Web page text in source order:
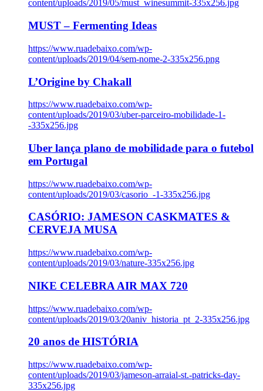
content/uploads/2019/05/must_winesummit-335x256.jpg
MUST – Fermenting Ideas
https://www.ruadebaixo.com/wp-
content/uploads/2019/04/sem-nome-2-335x256.png
L’Origine by Chakall
https://www.ruadebaixo.com/wp-
content/uploads/2019/03/uber-parceiro-mobilidade-1-
-335x256.jpg
Uber lança plano de mobilidade para o futebol
em Portugal
https://www.ruadebaixo.com/wp-
content/uploads/2019/03/casorio_-1-335x256.jpg
CASÓRIO: JAMESON CASKMATES &
CERVEJA MUSA
https://www.ruadebaixo.com/wp-
content/uploads/2019/03/nature-335x256.jpg
NIKE CELEBRA AIR MAX 720
https://www.ruadebaixo.com/wp-
content/uploads/2019/03/20aniv_historia_pt_2-335x256.jpg
20 anos de HISTÓRIA
https://www.ruadebaixo.com/wp-
content/uploads/2019/03/jameson-arraial-st.-patricks-day-
335x256.jpg